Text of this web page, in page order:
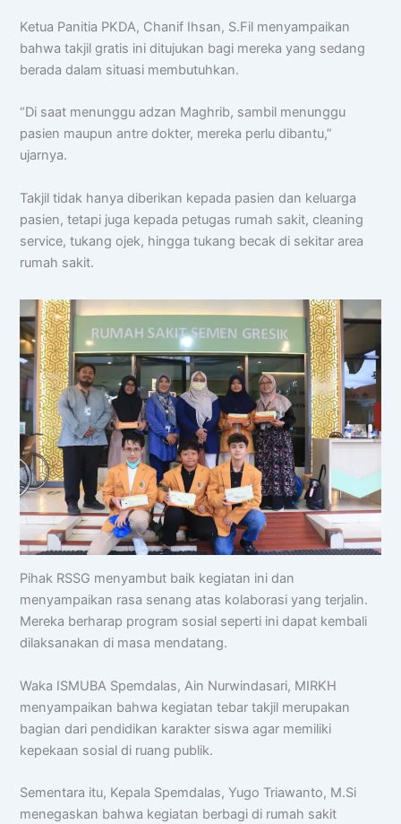
Chat AISA
Halo! Saya
📝 Info Pendaftaran (PPDB)
🏆 Program Unggulan
Ketua Panitia PKDA, Chanif Ihsan, S.Fil menyampaikan
bahwa takjil gratis ini ditujukan bagi mereka yang sedang
berada dalam situasi membutuhkan.
“Di saat menunggu adzan Maghrib, sambil menunggu
pasien maupun antre dokter, mereka perlu dibantu,”
ujarnya.
Takjil tidak hanya diberikan kepada pasien dan keluarga
pasien, tetapi juga kepada petugas rumah sakit, cleaning
service, tukang ojek, hingga tukang becak di sekitar area
rumah sakit.
Pihak RSSG menyambut baik kegiatan ini dan
menyampaikan rasa senang atas kolaborasi yang terjalin.
Mereka berharap program sosial seperti ini dapat kembali
dilaksanakan di masa mendatang.
Waka ISMUBA Spemdalas, Ain Nurwindasari, MIRKH
menyampaikan bahwa kegiatan tebar takjil merupakan
bagian dari pendidikan karakter siswa agar memiliki
kepekaan sosial di ruang publik.
Sementara itu, Kepala Spemdalas, Yugo Triawanto, M.Si
menegaskan bahwa kegiatan berbagi di rumah sakit